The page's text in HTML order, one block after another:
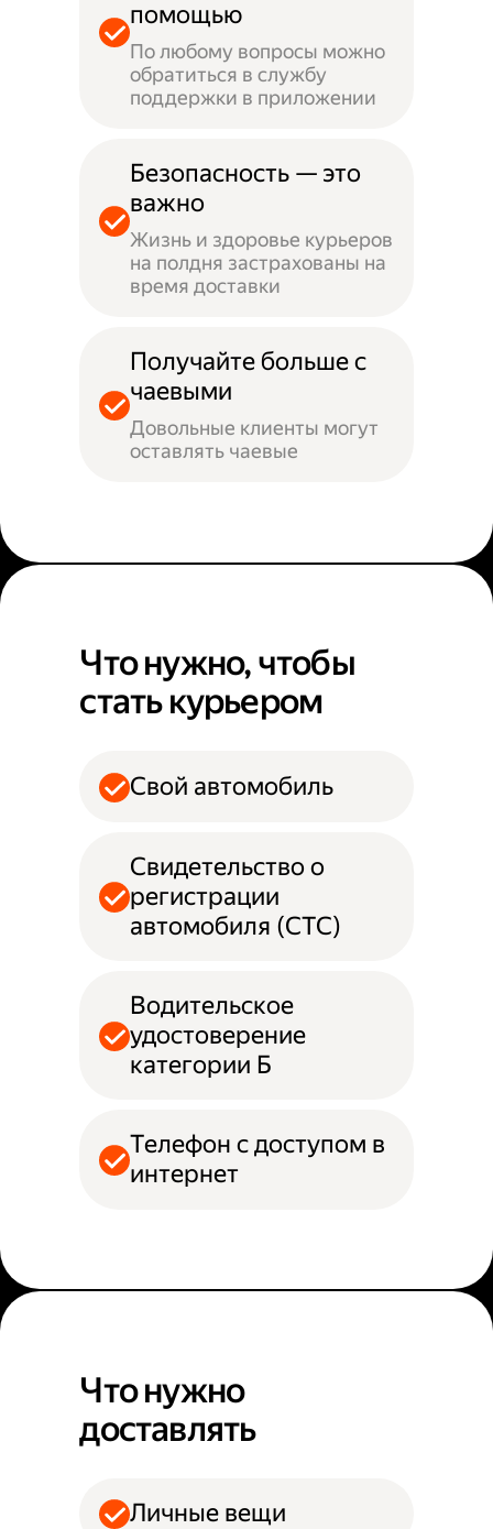
помощью
По любому вопросы можно
обратиться в службу
поддержки в приложении
Безопасность — это
важно
Жизнь и здоровье курьеров
на полдня застрахованы на
время доставки
Получайте больше с
чаевыми
Довольные клиенты могут
оставлять чаевые
Что нужно, чтобы
стать курьером
Свой автомобиль
Свидетельство о
регистрации
автомобиля (СТС)
Водительское
удостоверение
категории Б
Телефон с доступом в
интернет
Что нужно
доставлять
Личные вещи